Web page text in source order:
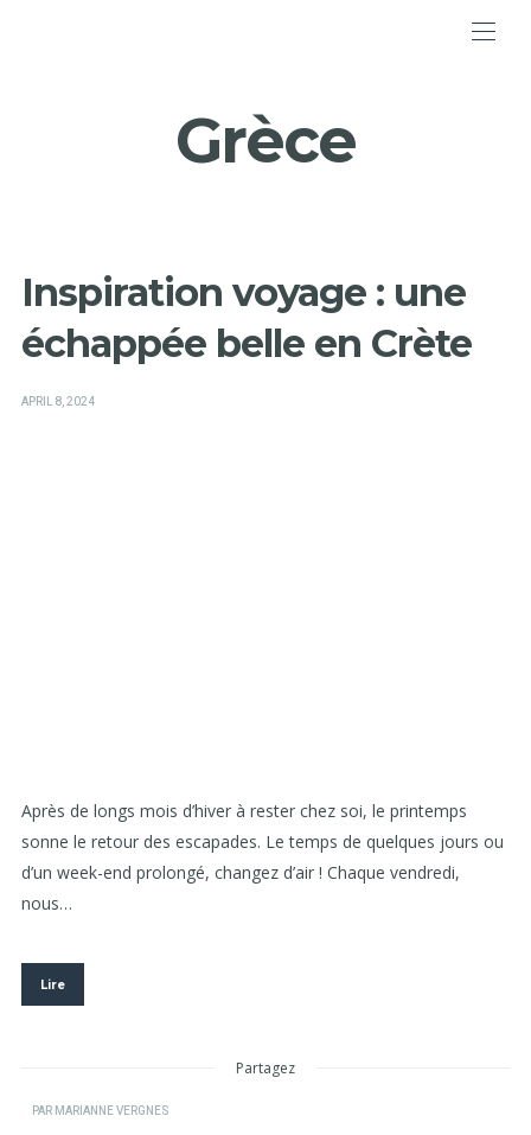
Grèce
Inspiration voyage : une
échappée belle en Crète
POSTED
APRIL 8, 2024
Après de longs mois d’hiver à rester chez soi, le printemps
sonne le retour des escapades. Le temps de quelques jours ou
d’un week-end prolongé, changez d’air ! Chaque vendredi,
nous…
Lire
Partagez
PAR MARIANNE VERGNES